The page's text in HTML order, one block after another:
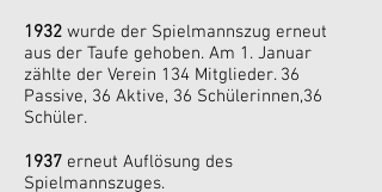
1932 wurde der Spielmannszug erneut
aus der Taufe gehoben. Am 1. Januar
zählte der Verein 134 Mitglieder. 36
Passive, 36 Aktive, 36 Schülerinnen,36
Schüler.
1937 erneut Auflösung des
Spielmannszuges.